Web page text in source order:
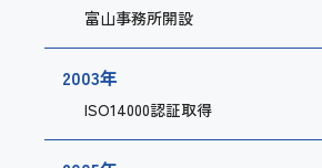
富山事務所開設
2003年
ISO14000認証取得